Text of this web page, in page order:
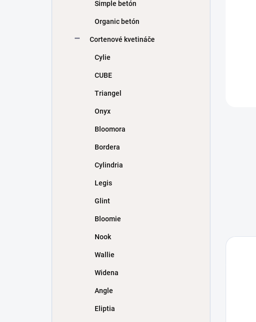
Simple betón
Organic betón
Cortenové kvetináče
Cylie
CUBE
Triangel
Onyx
Bloomora
Bordera
Cylindria
Legis
Glint
Bloomie
Nook
Wallie
Widena
Angle
Eliptia